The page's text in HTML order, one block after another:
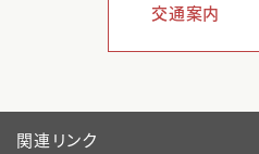
交通案内
関連リンク